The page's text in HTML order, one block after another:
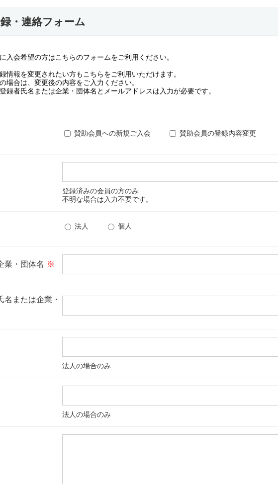
・連絡フォーム
入会希望の方はこちらのフォームをご利用ください。
情報を変更されたい方もこちらをご利用いただけます。
場合は、変更後の内容をご入力ください。
録者氏名または企業・団体名とメールアドレスは入力が必要です。
賛助会員への新規ご入会 賛助会員の登録内容変更
登録済みの会員の方のみ
不明な場合は入力不要です。
法人 個人
業・団体名 ※
名または企業・
法人の場合のみ
法人の場合のみ